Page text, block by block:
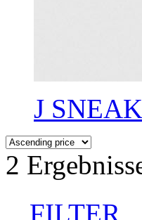
J
2
FILTER